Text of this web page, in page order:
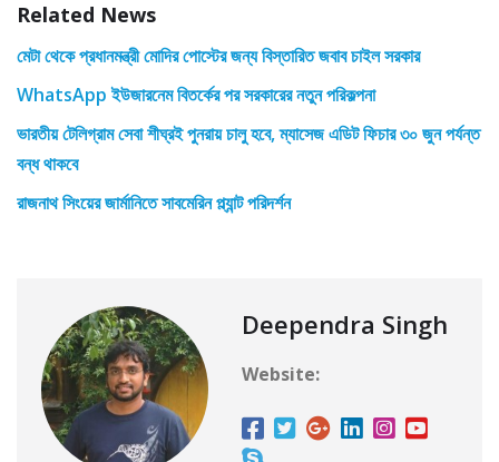
Related News
মেটা থেকে প্রধানমন্ত্রী মোদির পোস্টের জন্য বিস্তারিত জবাব চাইল সরকার
WhatsApp ইউজারনেম বিতর্কের পর সরকারের নতুন পরিকল্পনা
ভারতীয় টেলিগ্রাম সেবা শীঘ্রই পুনরায় চালু হবে, ম্যাসেজ এডিট ফিচার ৩০ জুন পর্যন্ত
বন্ধ থাকবে
রাজনাথ সিংয়ের জার্মানিতে সাবমেরিন প্ল্যান্ট পরিদর্শন
Deependra Singh
Website: